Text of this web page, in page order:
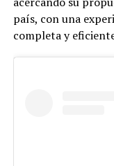
país, con una
completa y